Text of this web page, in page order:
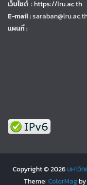
เว็บไซต์ :https://lru.ac.th
E-mail :
แผนที่ :
Copyright © 2026มหาวิ
Theme:ColorMagby